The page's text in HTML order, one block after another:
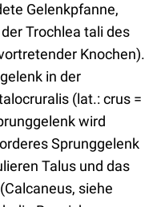
Gelenkpfanne,
Trochlea tali des
Knochen).
in der
(lat.: crus =
wird
Sprunggelenk
Talus und das
siehe